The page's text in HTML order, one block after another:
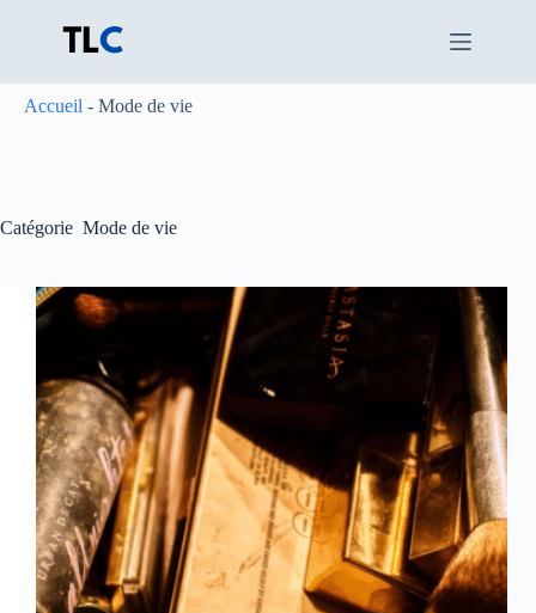
Accueil - Mode de vie
Catégorie Mode de vie